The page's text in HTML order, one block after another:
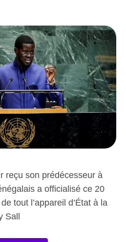
reçu son prédécesseur à
a officialisé ce 20
tout l’appareil d’État à la
Sall